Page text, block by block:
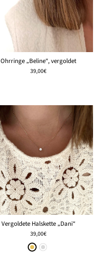
Ohrringe „Beline“, vergoldet
39,00€
Vergoldete Halskette „Dani“
39,00€